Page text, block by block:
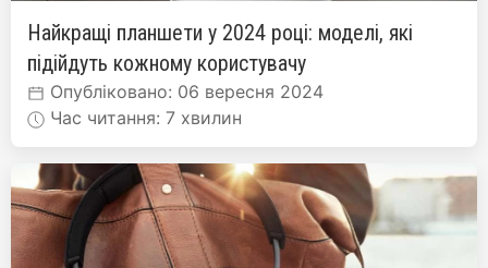
Найкращі планшети у 2024 році: моделі, які
підійдуть кожному користувачу
Опубліковано: 06 вересня 2024
Час читання: 7 хвилин